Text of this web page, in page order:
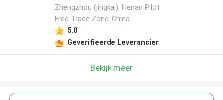
Zhengzhou (jingkai), Henan Pilot
Free Trade Zone ,China
5.0
Geverifieerde Leverancier
Bekijk meer